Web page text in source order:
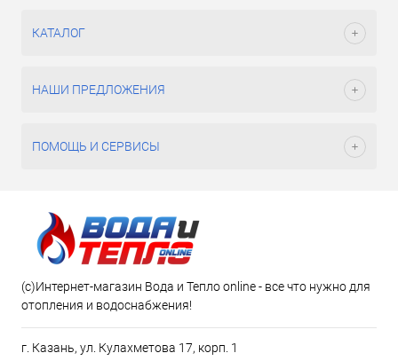
КАТАЛОГ
НАШИ ПРЕДЛОЖЕНИЯ
ПОМОЩЬ И СЕРВИСЫ
(c)Интернет-магазин Вода и Тепло online - все что нужно для
отопления и водоснабжения!
г. Казань, ул. Кулахметова 17, корп. 1